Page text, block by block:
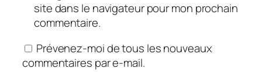
site dans le navigateur pour mon prochain
commentaire.
Prévenez-moi de tous les nouveaux
commentaires par e-mail.